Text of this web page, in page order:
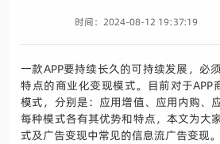
时间：2024-08-12 19:37:19
一款APP要持续长久的可持续发展，必
特点的商业化变现模式。目前对于APP
模式，分别是：应用增值、应用内购、
每种模式各有其优势和特点，本文为大
式及广告变现中常见的信息流广告变现。